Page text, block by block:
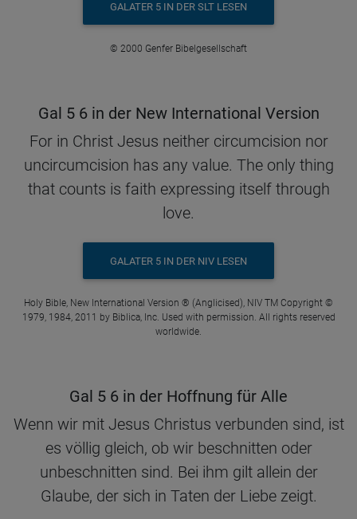
GALATER 5 IN DER SLT LESEN
© 2000 Genfer Bibelgesellschaft
Gal 5 6 in der New International Version
For in Christ Jesus neither circumcision nor
uncircumcision has any value. The only thing
that counts is faith expressing itself through
love.
GALATER 5 IN DER NIV LESEN
Holy Bible, New International Version ® (Anglicised), NIV TM Copyright ©
1979, 1984, 2011 by Biblica, Inc. Used with permission. All rights reserved
worldwide.
Gal 5 6 in der Hoffnung für Alle
Wenn wir mit Jesus Christus verbunden sind, ist
es völlig gleich, ob wir beschnitten oder
unbeschnitten sind. Bei ihm gilt allein der
Glaube, der sich in Taten der Liebe zeigt.